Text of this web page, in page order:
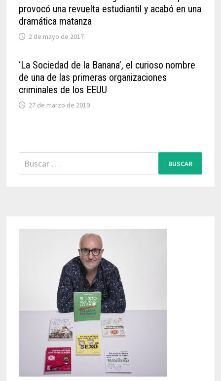
provocó una revuelta estudiantil y acabó en una
dramática matanza
2 de mayo de 2017
‘La Sociedad de la Banana’, el curioso nombre
de una de las primeras organizaciones
criminales de los EEUU
27 de marzo de 2019
Buscar: